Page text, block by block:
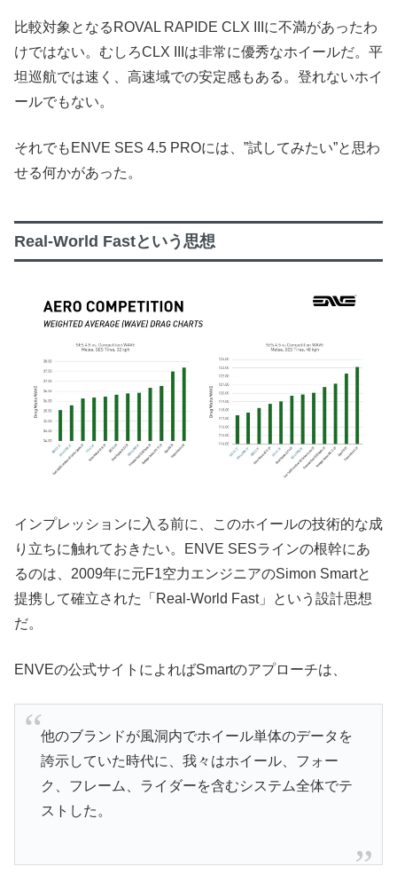
比較対象となるROVAL RAPIDE CLX IIIに不満があったわ
けではない。むしろCLX IIIは非常に優秀なホイールだ。平
坦巡航では速く、高速域での安定感もある。登れないホイ
ールでもない。
それでもENVE SES 4.5 PROには、”試してみたい”と思わ
せる何かがあった。
Real-World Fastという思想
インプレッションに入る前に、このホイールの技術的な成
り立ちに触れておきたい。ENVE SESラインの根幹にあ
るのは、2009年に元F1空力エンジニアのSimon Smartと
提携して確立された「Real-World Fast」という設計思想
だ。
ENVEの公式サイトによればSmartのアプローチは、
他のブランドが風洞内でホイール単体のデータを
誇示していた時代に、我々はホイール、フォー
ク、フレーム、ライダーを含むシステム全体でテ
ストした。